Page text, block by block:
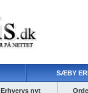
SÆBY
Erhvervs nyt